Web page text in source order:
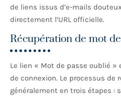
de liens issus d’e-mails
directement l’URL officielle.
Récupération de mot
Le lien « Mot de passe oublié
de connexion. Le processus de
généralement en trois étapes :